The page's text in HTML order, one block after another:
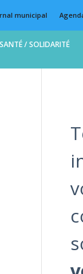
municipal
SANTÉ / SOLIDARITÉ
Bulle